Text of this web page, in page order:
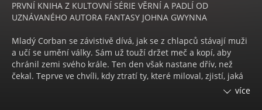
PRVNÍ KNIHA Z KULTOVNÍ SÉRIE VĚRNÍ A PADLÍ OD
UZNÁVANÉHO AUTORA FANTASY JOHNA GWYNNA
Mladý Corban se závistivě dívá, jak se z chlapců stávají muži
a učí se umění války. Sám už touží držet meč a kopí, aby
chránil zemi svého krále. Ten den však nastane dřív, než
čekal. Teprve ve chvíli, kdy ztratí ty, které miloval, zjistí, jaká
více